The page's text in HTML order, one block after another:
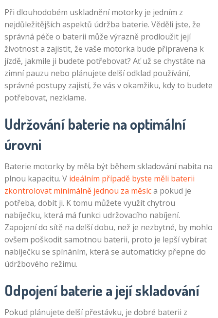
Při dlouhodobém uskladnění motorky je jedním z
nejdůležitějších aspektů údržba baterie. Věděli jste, že
správná péče o baterii může výrazně prodloužit její
životnost a zajistit, že vaše motorka bude připravena k
jízdě, jakmile ji budete potřebovat? Ať už se chystáte na
zimní pauzu nebo plánujete delší odklad používání,
správné postupy zajistí, že vás v okamžiku, kdy to budete
potřebovat, nezklame.
Udržování baterie na optimální
úrovni
Baterie motorky by měla být během skladování nabita na
plnou kapacitu. V ideálním případě byste měli baterii
zkontrolovat minimálně jednou za měsíca pokud je
potřeba, dobít ji. K tomu můžete využít chytrou
nabíječku, která má funkci udržovacího nabíjení.
Zapojení do sítě na delší dobu, než je nezbytné, by mohlo
ovšem poškodit samotnou baterii, proto je lepší vybírat
nabíječku se spínáním, která se automaticky přepne do
údržbového režimu.
Odpojení baterie a její skladování
Pokud plánujete delší přestávku, je dobré baterii z